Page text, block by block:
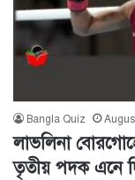
Bangla Quiz
লাভলিনা
তৃতীয় পদক এনে